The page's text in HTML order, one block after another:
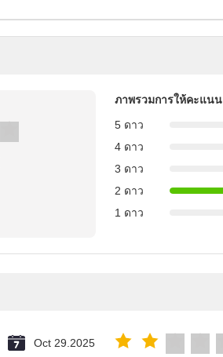
ภาพรวมการให้คะแนน
5 ดาว
4 ดาว
3 ดาว
2 ดาว
1 ดาว
Oct 29.2025